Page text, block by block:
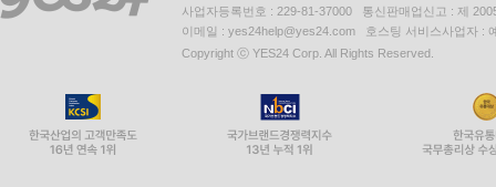
사업자등록번호 : 229-81-37000 통신판매업신고 : 제
이메일 : yes24help@yes24.com 호스팅 서비스사업자 :
Copyright ⓒ YES24 Corp. All Rights Reserved.